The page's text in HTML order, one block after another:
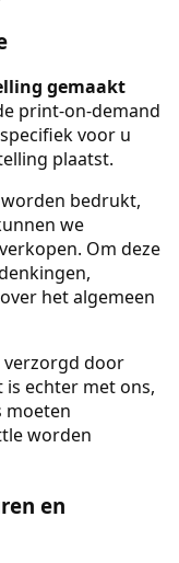
gemaakt
print-on-demand
voor u
plaatst.
bedrukt,
we
Om deze
het algemeen
verzorgd door
echter met ons,
moeten
worden
en